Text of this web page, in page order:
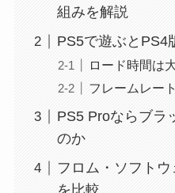
組みを解説
PS5で遊ぶとPS4
ロード時間は
フレームレー
PS5 Proならブラ
のか
フロム・ソフト